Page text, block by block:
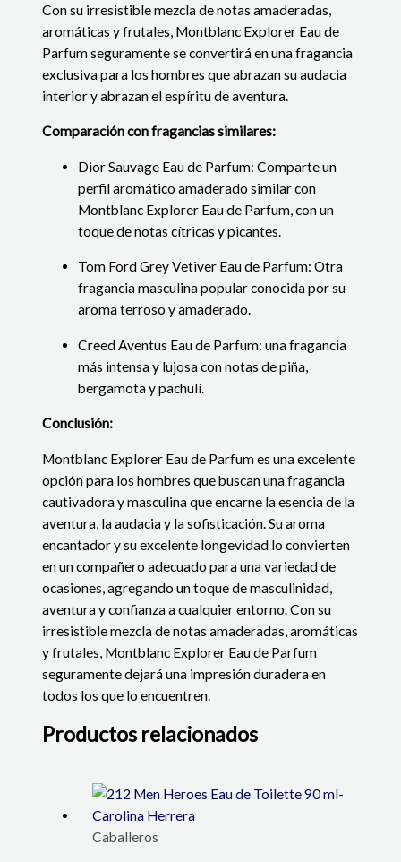
Con su irresistible mezcla de notas amaderadas,
aromáticas y frutales, Montblanc Explorer Eau de
Parfum seguramente se convertirá en una fragancia
exclusiva para los hombres que abrazan su audacia
interior y abrazan el espíritu de aventura.
Comparación con fragancias similares:
Dior Sauvage Eau de Parfum: Comparte un
perfil aromático amaderado similar con
Montblanc Explorer Eau de Parfum, con un
toque de notas cítricas y picantes.
Tom Ford Grey Vetiver Eau de Parfum: Otra
fragancia masculina popular conocida por su
aroma terroso y amaderado.
Creed Aventus Eau de Parfum: una fragancia
más intensa y lujosa con notas de piña,
bergamota y pachulí.
Conclusión:
Montblanc Explorer Eau de Parfum es una excelente
opción para los hombres que buscan una fragancia
cautivadora y masculina que encarne la esencia de la
aventura, la audacia y la sofisticación. Su aroma
encantador y su excelente longevidad lo convierten
en un compañero adecuado para una variedad de
ocasiones, agregando un toque de masculinidad,
aventura y confianza a cualquier entorno. Con su
irresistible mezcla de notas amaderadas, aromáticas
y frutales, Montblanc Explorer Eau de Parfum
seguramente dejará una impresión duradera en
todos los que lo encuentren.
Productos relacionados
Caballeros